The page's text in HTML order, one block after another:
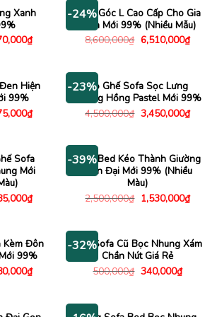
1,790,000₫.
Xanh
₫Giá
hiện
3,670,000₫.
-24%
Sofa Góc L Cao Cấp Cho Gia
Đình Mới 99% (Nhiều Mẫu)
8,600,000₫ Giá
gốc
6,510,000₫Giá
hiện
Hiện
99%
₫Giá
hiện
1,575,000₫.
-23%Bộ Ghế Sofa Sọc Lưng
Nhung Hồng Pastel Mới 99%
4,500,000₫ Giá
gốc
3,450,000₫Giá
hiện
Sofa
Mới
₫Giá
hiện
3,885,000₫.
-39%
Sofa Bed Kéo Thành Giường
Hiện Đại Mới 99% (Nhiều
Màu)
2,500,000₫ Giá
gốc
1,530,000₫Giá
hiện
Kèm Đôn
99%
₫Giá
hiện
3,480,000₫.
-32%
Ghế Sofa Cũ Bọc Nhung Xám
Chần Nút Giá Rẻ
500,000₫ Giá
340,000₫Giá
hiện